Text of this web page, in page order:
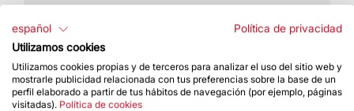
la Fundación Freno al ICTUS
español
Política de privacidad
Utilizamos cookies
Utilizamos cookies propias y de terceros para analizar el uso del sitio web y
mostrarle publicidad relacionada con tus preferencias sobre la base de un
perfil elaborado a partir de tus hábitos de navegación (por ejemplo, páginas
visitadas). Política de cookies